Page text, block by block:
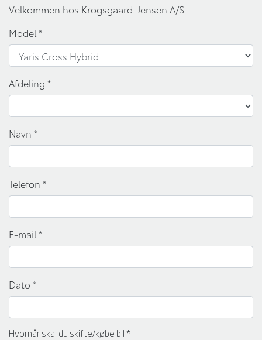
Velkommen hos Krogsgaard-Jensen A/S
Model *
Afdeling *
Navn *
Telefon *
E-mail *
Dato *
Hvornår skal du skifte/købe bil *